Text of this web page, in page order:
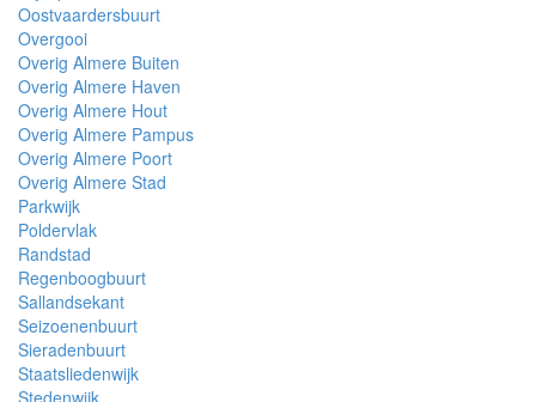
Oostvaardersbuurt
Overgooi
Overig Almere Buiten
Overig Almere Haven
Overig Almere Hout
Overig Almere Pampus
Overig Almere Poort
Overig Almere Stad
Parkwijk
Poldervlak
Randstad
Regenboogbuurt
Sallandsekant
Seizoenenbuurt
Sieradenbuurt
Staatsliedenwijk